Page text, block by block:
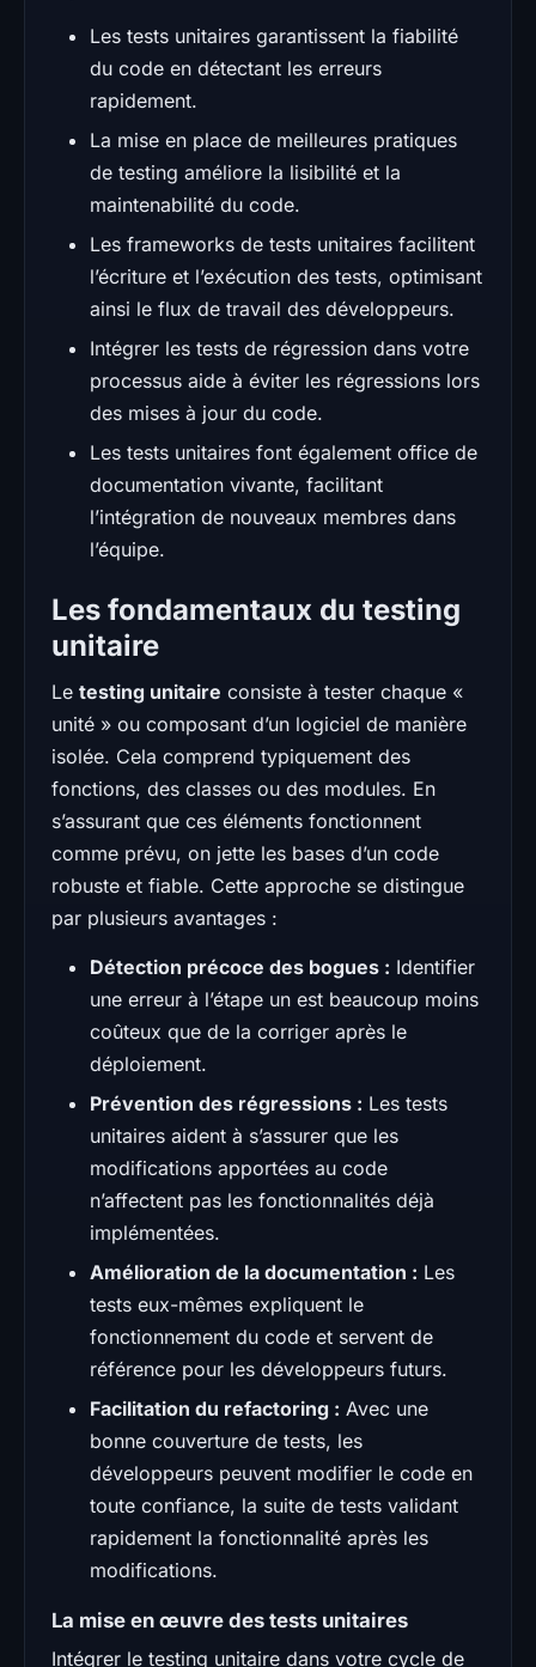
Les tests unitaires garantissent la fiabilité
du code en détectant les erreurs
rapidement.
La mise en place de meilleures pratiques
de testing améliore la lisibilité et la
maintenabilité du code.
Les frameworks de tests unitaires facilitent
l’écriture et l’exécution des tests, optimisant
ainsi le flux de travail des développeurs.
Intégrer les tests de régression dans votre
processus aide à éviter les régressions lors
des mises à jour du code.
Les tests unitaires font également office de
documentation vivante, facilitant
l’intégration de nouveaux membres dans
l’équipe.
Les fondamentaux du testing
unitaire
Le testing unitaire consiste à tester chaque «
unité » ou composant d’un logiciel de manière
isolée. Cela comprend typiquement des
fonctions, des classes ou des modules. En
s’assurant que ces éléments fonctionnent
comme prévu, on jette les bases d’un code
robuste et fiable. Cette approche se distingue
par plusieurs avantages :
Détection précoce des bogues : Identifier
une erreur à l’étape un est beaucoup moins
coûteux que de la corriger après le
déploiement.
Prévention des régressions : Les tests
unitaires aident à s’assurer que les
modifications apportées au code
n’affectent pas les fonctionnalités déjà
implémentées.
Amélioration de la documentation : Les
tests eux-mêmes expliquent le
fonctionnement du code et servent de
référence pour les développeurs futurs.
Facilitation du refactoring : Avec une
bonne couverture de tests, les
développeurs peuvent modifier le code en
toute confiance, la suite de tests validant
rapidement la fonctionnalité après les
modifications.
La mise en œuvre des tests unitaires
Intégrer le testing unitaire dans votre cycle de